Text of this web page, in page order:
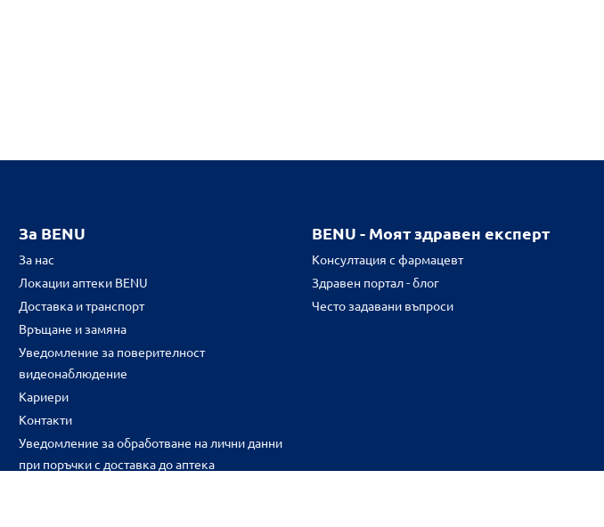
За BENU
За нас
Локации аптеки BENU
Доставка и транспорт
Връщане и замяна
Уведомление за поверителност
видеонаблюдение
Кариери
Контакти
Уведомление за обработване на лични данни
при поръчки с доставка до аптека
BENU - Моят здравен експерт
Консултация с фармацевт
Здравен портал - блог
Често задавани въпроси